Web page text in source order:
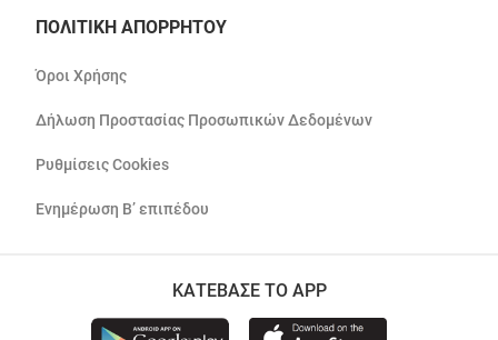
ΠΟΛΙΤΙΚΗ ΑΠΟΡΡΗΤΟΥ
Όροι Χρήσης
Δήλωση Προστασίας Προσωπικών Δεδομένων
Ρυθμίσεις Cookies
Ενημέρωση Β’ επιπέδου
ΚΑΤΕΒΑΣΕ ΤΟ APP